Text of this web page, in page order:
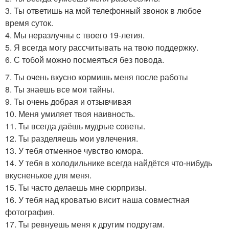
3. Ты ответишь на мой телефонный звонок в любое
время суток.
4. Мы неразлучны с твоего 19-летия.
5. Я всегда могу рассчитывать на твою поддержку.
6. С тобой можно посмеяться без повода.
7. Ты очень вкусно кормишь меня после работы
8. Ты знаешь все мои тайны.
9. Ты очень добрая и отзывчивая
10. Меня умиляет твоя наивность.
11. Ты всегда даёшь мудрые советы.
12. Ты разделяешь мои увлечения.
13. У тебя отменное чувство юмора.
14. У тебя в холодильнике всегда найдётся что-нибудь
вкусненькое для меня.
15. Ты часто делаешь мне сюрпризы.
16. У тебя над кроватью висит наша совместная
фотография.
17. Ты ревнуешь меня к другим подругам.